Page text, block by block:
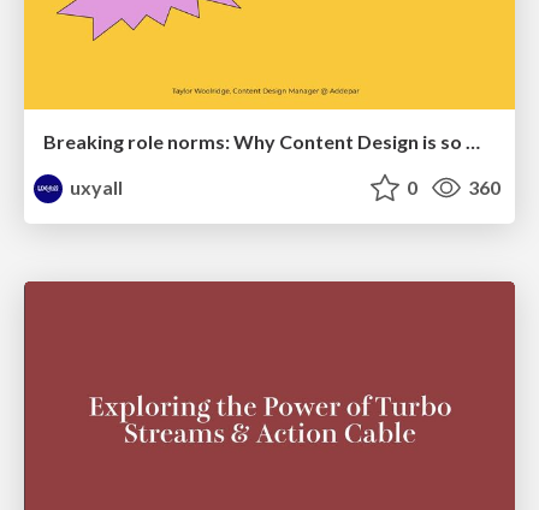
uxyall
0 360